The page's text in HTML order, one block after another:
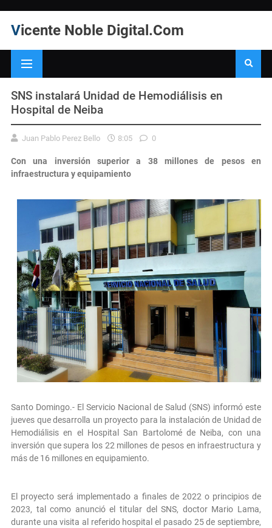
Vicente Noble Digital.Com
SNS instalará Unidad de Hemodiálisis en
Hospital de Neiba
Juan Pablo Perez Bello 8:05 0
Con una inversión superior a 38 millones de pesos en
infraestructura y equipamiento
Santo Domingo.- El Servicio Nacional de Salud (SNS) informó este
jueves que desarrolla un proyecto para la instalación de Unidad de
Hemodiálisis en el Hospital San Bartolomé de Neiba, con una
inversión que supera los 22 millones de pesos en infraestructura y
más de 16 millones en equipamiento.
El proyecto será implementado a finales de 2022 o principios de
2023, tal como anunció el titular del SNS, doctor Mario Lama,
durante una visita al referido hospital el pasado 25 de septiembre,